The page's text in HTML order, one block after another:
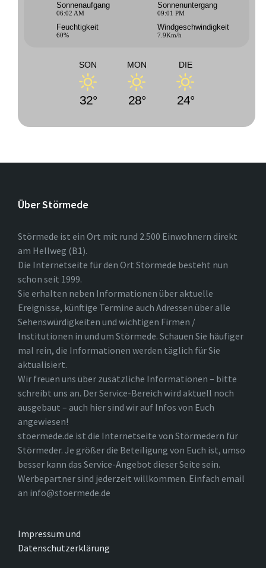
Sonnenaufgang
06:02 AM
Sonnenuntergang
09:01 PM
Feuchtigkeit
60%
Windgeschwindigkeit
7.9Km/h
SON
32°
MON
28°
DIE
24°
Über Störmede
Störmede ist ein Ort mit rund 2.500 Einwohnern direkt
am Hellweg (B1).
Die Internetseite für den Ort Störmede besteht nun
schon seit 1999.
Sie erhalten neben Informationen über aktuelle
Ereignisse, künftige Termine auch Adressen über alle
Sehenswürdigkeiten und wichtigen Firmen /
Institutionen in und um Störmede. Schauen Sie häufiger
mal rein, die Informationen werden täglich für Sie
aktualisiert.
Wir freuen uns über zusätzliche Informationen – bitte
schreibt uns an. Der Service-Bereich wird aktuell noch
ausgebaut – auch hier sind wir auf Infos von Euch
angewiesen!
stoermede.de ist die Internetseite von Störmedern für
Störmeder. Je größer die Beteiligung von Euch ist, umso
besser kann das Service-Angebot dieser Seite sein.
Werbepartner sind jederzeit willkommen. Einfach email
an info@stoermede.de
Impressum und
Datenschutzerklärung